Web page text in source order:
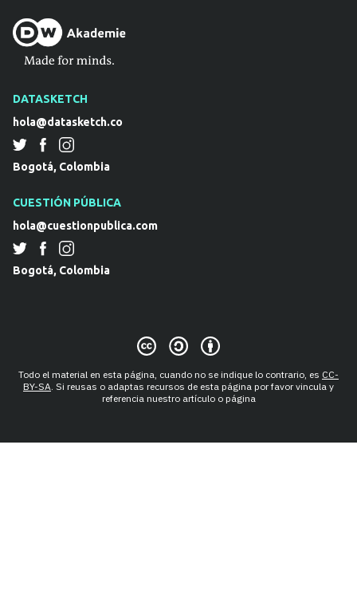
DATASKETCH
hola@datasketch.co
Bogotá, Colombia
CUESTIÓN PÚBLICA
hola@cuestionpublica.com
Bogotá, Colombia
Todo el material en esta página, cuando no se indique lo contrario, es CC-
BY-SA. Si reusas o adaptas recursos de esta página por favor vincula y
referencia nuestro artículo o página